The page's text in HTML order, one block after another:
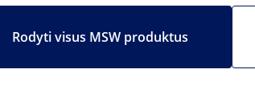
Rodyti visus MSW produktus